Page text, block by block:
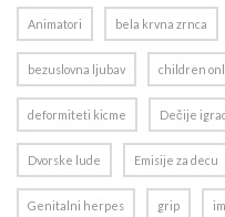
Animatori bela krvna zrnca
bezuslovna ljubav children
deformiteti kicme Dečije
Dvorske lude Emisije za decu
Genitalni herpes grip